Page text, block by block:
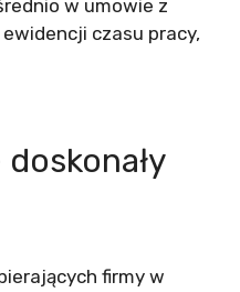
w umowie z
czasu pracy,
firmy w